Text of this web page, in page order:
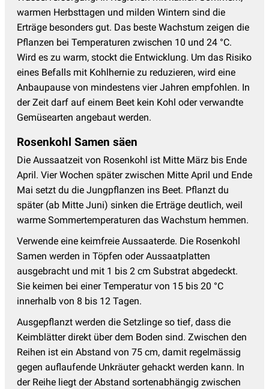
warmen Herbsttagen und milden Wintern sind die
Erträge besonders gut. Das beste Wachstum zeigen die
Pflanzen bei Temperaturen zwischen 10 und 24 °C.
Wird es zu warm, stockt die Entwicklung. Um das Risiko
eines Befalls mit Kohlhernie zu reduzieren, wird eine
Anbaupause von mindestens vier Jahren empfohlen. In
der Zeit darf auf einem Beet kein Kohl oder verwandte
Gemüsearten angebaut werden.
Rosenkohl Samen säen
Die Aussaatzeit von Rosenkohl ist Mitte März bis Ende
April. Vier Wochen später zwischen Mitte April und Ende
Mai setzt du die Jungpflanzen ins Beet. Pflanzt du
später (ab Mitte Juni) sinken die Erträge deutlich, weil
warme Sommertemperaturen das Wachstum hemmen.
Verwende eine keimfreie Aussaaterde. Die Rosenkohl
Samen werden in Töpfen oder Aussaatplatten
ausgebracht und mit 1 bis 2 cm Substrat abgedeckt.
Sie keimen bei einer Temperatur von 15 bis 20 °C
innerhalb von 8 bis 12 Tagen.
Ausgepflanzt werden die Setzlinge so tief, dass die
Keimblätter direkt über dem Boden sind. Zwischen den
Reihen ist ein Abstand von 75 cm, damit regelmässig
gegen auflaufende Unkräuter gehackt werden kann. In
der Reihe liegt der Abstand sortenabhängig zwischen